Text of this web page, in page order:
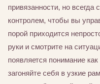
привязанности, но всегда
контролем, чтобы вы
порой приходится
руки и смотрите на
появляется понимание
загоняйте себя в узкие